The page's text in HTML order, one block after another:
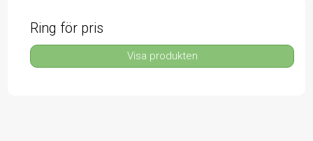
Ring för pris
Visa produkten